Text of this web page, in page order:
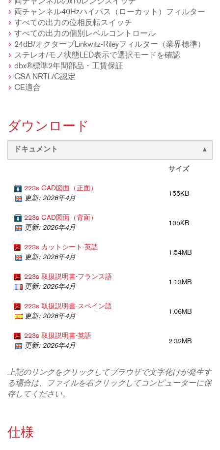
両チャンネルのx10レンジスイッチ
両チャンネル40Hzハイパス（ローカット）フィルター
すべての出力の位相反転スイッチ
すべての出力の個別レベルコントロール
24dB/オクターブLinkwitz-Rileyフィルター（業界標準）
ステレオ/モノ状態LED表示で選択モードを確認
dbx®標準2年間部品・工賃保証
CSA NRTL/C認定
CE適合
ダウンロード
ドキュメント
サイズ
223s CAD図面（正面）
更新: 2026年4月
155KB
223s CAD図面（背面）
更新: 2026年4月
105KB
223s カットシート-英語
更新: 2026年4月
1.54MB
223s 取扱説明書-フランス語
更新: 2026年4月
1.13MB
223s 取扱説明書-スペイン語
更新: 2026年4月
1.06MB
223s 取扱説明書-英語
更新: 2026年4月
2.32MB
上記のリンクをクリックしてブラウザで文字化けが発生す
る場合は、ファイルを右クリックしてコンピューターに保
存してください。
仕様